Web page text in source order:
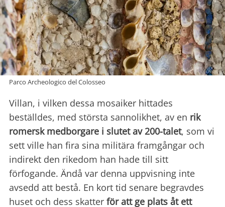
Parco Archeologico del Colosseo
Villan, i vilken dessa mosaiker hittades
beställdes, med största sannolikhet, av en rik
romersk medborgare i slutet av 200-talet, som vi
sett ville han fira sina militära framgångar och
indirekt den rikedom han hade till sitt
förfogande. Ändå var denna uppvisning inte
avsedd att bestå. En kort tid senare begravdes
huset och dess skatter för att ge plats åt ett